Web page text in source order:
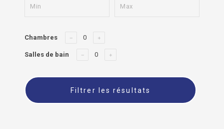
Chambres
Salles de bain
Filtrer les résultats